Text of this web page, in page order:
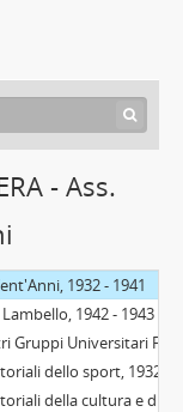
- Ass.
Teatrale - C.U.T., 1958
Universitaria, 1979
di Torino e nuclei provinciali, 1927 - 1943
pubblicazioni, 1927 - 1942
1932 - 1941
1942 - 1943
Fascisti, 1933 - 1941
dello sport, 1932 - 1940
e dell’arte e del lavoro, 1935 - 1942